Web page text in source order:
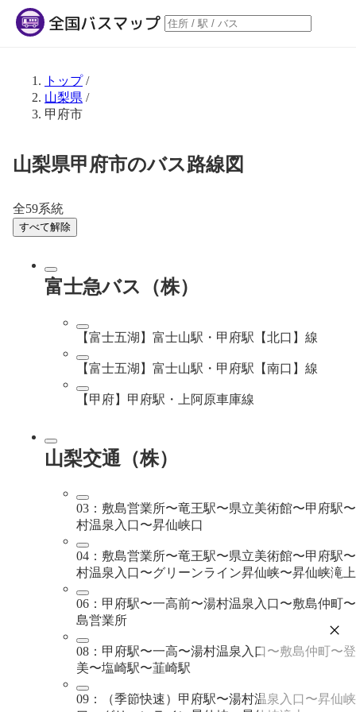
トップ/
山梨県 /
甲府市
山梨県甲府市のバス路線図
全59系統
すべて解除
富士急バス（株）
【富士五湖】富士山駅・甲府駅【北口】線
【富士五湖】富士山駅・甲府駅【南口】線
【甲府】甲府駅・上阿原車庫線
山梨交通（株）
03：敷島営業所〜竜王駅〜県立美術館〜甲府駅
村温泉入口〜昇仙峡口
04：敷島営業所〜竜王駅〜県立美術館〜甲府駅
村温泉入口〜グリーンライン昇仙峡〜昇仙峡滝上
06：甲府駅〜一高前〜湯村温泉入口〜敷島仲町
島営業所
08：甲府駅〜一高〜湯村温泉入口〜敷島仲町〜登
美〜塩崎駅〜韮崎駅
09：（季節快速）甲府駅〜湯村温泉入口〜昇仙峡